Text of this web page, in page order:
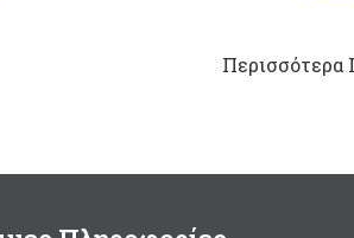
Περισσότερα